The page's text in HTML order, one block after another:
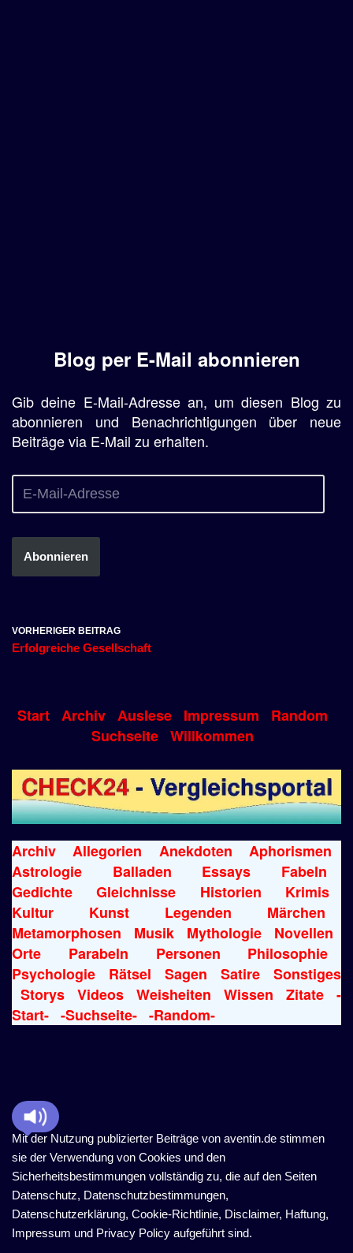
Blog per E-Mail abonnieren
Gib deine E-Mail-Adresse an, um diesen Blog zu
abonnieren und Benachrichtigungen über neue
Beiträge via E-Mail zu erhalten.
Abonnieren
VORHERIGER BEITRAG
Erfolgreiche Gesellschaft
Start Archiv Auslese Impressum
Random
Suchseite Willkommen
Archiv Allegorien Anekdoten
Aphorismen
Astrologie
Balladen Essays
Fabeln
Gedichte
Gleichnisse Historien
Krimis
Kultur
Kunst Legenden
Märchen
Metamorphosen
Musik Mythologie
Novellen
Orte
Parabeln Personen
Philosophie
Psychologie
Rätsel Sagen Satire
Sonstiges
Storys
Videos Weisheiten Wissen Zitate
-
Start- -Suchseite- -Random-
Mit der Nutzung publizierter Beiträge von aventin.de stimmen
sie der Verwendung von Cookies und den
Sicherheitsbestimmungen vollständig zu, die auf den Seiten
Datenschutz, Datenschutzbestimmungen,
Datenschutzerklärung, Cookie-Richtlinie, Disclaimer, Haftung,
Impressum und Privacy Policy aufgeführt sind.